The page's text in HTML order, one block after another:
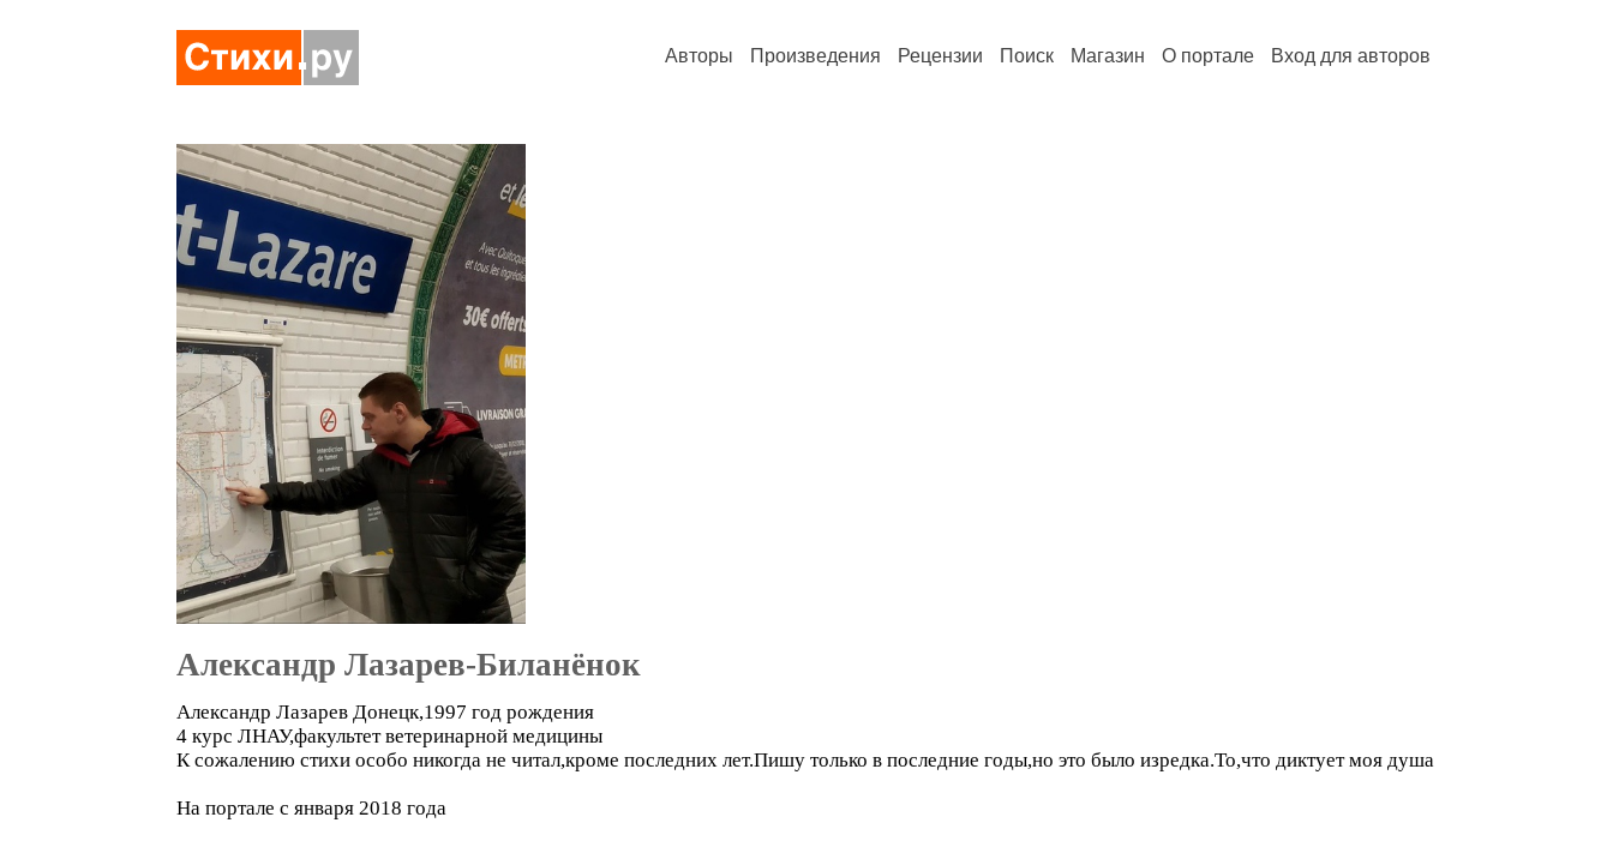
Авторы Произведения Рецензии Поиск Магазин О портале Вход для авторов
Александр Лазарев-Биланёнок
Александр Лазарев Донецк,1997 год рождения
4 курс ЛНАУ,факультет ветеринарной медицины
К сожалению стихи особо никогда не читал,кроме последних лет.Пишу только в последние годы,но это было изредка.То,что диктует моя душа
На портале с января 2018 года